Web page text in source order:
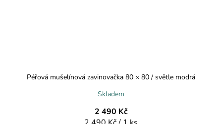
Péřová mušelínová zavinovačka 80 × 80 / světle modrá
Skladem
2 490 Kč